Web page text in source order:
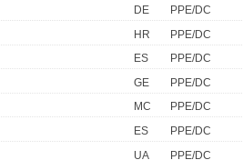
DE
PPE/DC
HR
PPE/DC
ES
PPE/DC
GE
PPE/DC
MC
PPE/DC
ES
PPE/DC
UA
PPE/DC